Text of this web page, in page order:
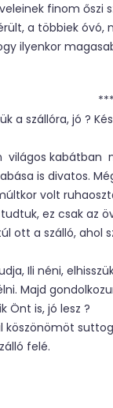
finom őszi
a többiek
ilyenkor
***
a szállóra, jó ?
világos kabátban
is divatos.
volt
ez csak az
ott a szálló,
Ili néni,
Majd
Önt is, jó lesz ?
felé.